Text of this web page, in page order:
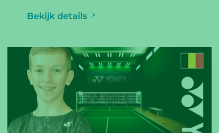
Bekijk details